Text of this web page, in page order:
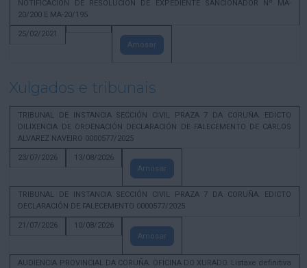
NOTIFICACION DE RESOLUCION DE EXPEDIENTE SANCIONADOR Nº MA-
20/200 E MA-20/195
25/02/2021
Amosar
Xulgados e tribunais
TRIBUNAL DE INSTANCIA SECCIÓN CIVIL PRAZA 7 DA CORUÑA. EDICTO
DILIXENCIA DE ORDENACIÓN DECLARACIÓN DE FALECEMENTO DE CARLOS
ALVAREZ NAVEIRO 0000577/2025
23/07/2026
13/08/2026
Amosar
TRIBUNAL DE INSTANCIA SECCIÓN CIVIL PRAZA 7 DA CORUÑA. EDICTO
DECLARACIÓN DE FALECEMENTO 0000577/2025
21/07/2026
10/08/2026
Amosar
AUDIENCIA PROVINCIAL DA CORUÑA. OFICINA DO XURADO. Listaxe definitiva